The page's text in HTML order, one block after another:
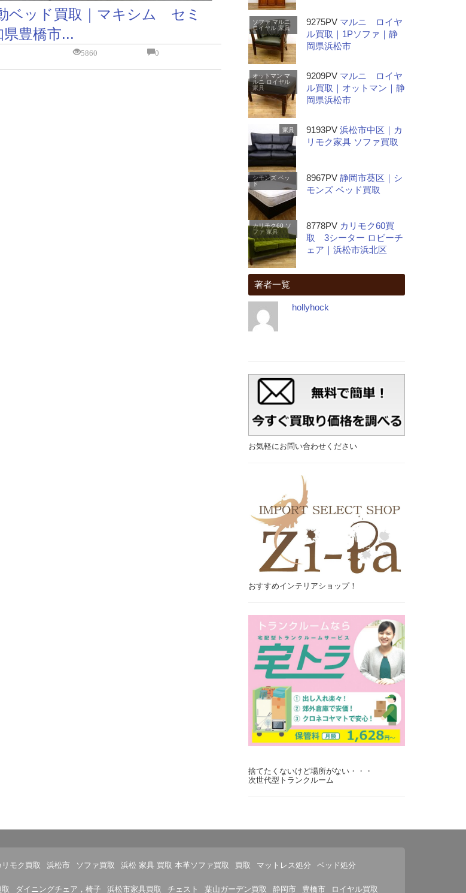
ベッド買取｜マキシム セミ
豊橋市...
5860 0
ソファ マルニ
ロイヤル 家具
9275PV マルニ ロイヤ
ル買取｜1Pソファ｜静
岡県浜松市
オットマン マ
ルニ
ロイヤル
家具
9209PV マルニ ロイヤ
ル買取｜オットマン｜静
岡県浜松市
家具 9193PV 浜松市中区｜カ
リモク家具 ソファ買取
シモンズ ベッ
ド
8967PV 静岡市葵区｜シ
モンズ ベッド買取
カリモク60 ソ
ファ 家具
8778PV カリモク60買
取 3シーター ロビーチ
ェア｜浜松市浜北区
著者一覧
hollyhock
お気軽にお問い合わせください
おすすめインテリアショップ！
捨てたくないけど場所がない・・・
次世代型トランクルーム
リモク買取 浜松市 ソファ買取 浜松 家具 買取 本革ソファ買取 買取 マットレス処分 ベッド処分
ダイニングチェア，椅子 浜松市家具買取 チェスト 葉山ガーデン買取 静岡市 豊橋市 ロイヤル買取